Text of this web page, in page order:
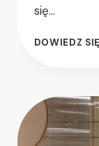
się…
DOWIEDZ